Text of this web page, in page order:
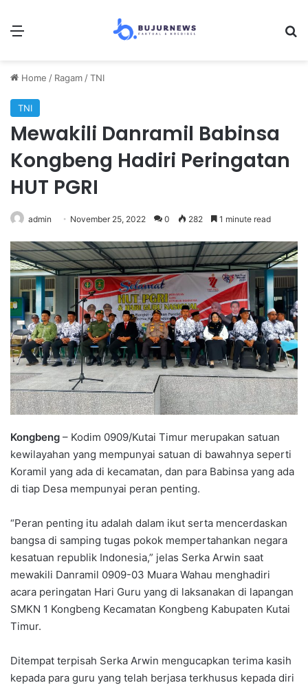
Home / Ragam /TNI
TNI
Mewakili Danramil Babinsa
Kongbeng Hadiri Peringatan
HUT PGRI
admin November 25, 2022 0 282 1 minute read
Kongbeng – Kodim 0909/Kutai Timur merupakan satuan
kewilayahan yang mempunyai satuan di bawahnya seperti
Koramil yang ada di kecamatan, dan para Babinsa yang ada
di tiap Desa mempunyai peran penting.
“Peran penting itu adalah dalam ikut serta mencerdaskan
bangsa di samping tugas pokok mempertahankan negara
kesatuan republik Indonesia,” jelas Serka Arwin saat
mewakili Danramil 0909-03 Muara Wahau menghadiri
acara peringatan Hari Guru yang di laksanakan di lapangan
SMKN 1 Kongbeng Kecamatan Kongbeng Kabupaten Kutai
Timur.
Ditempat terpisah Serka Arwin mengucapkan terima kasih
kepada para guru yang telah berjasa terkhusus kepada diri